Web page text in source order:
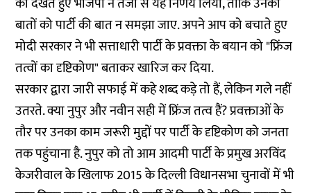
बातों को पार्टी की बात न समझा जाए. अपने आप को बचाते हुए
मोदी सरकार ने भी सत्ताधारी पार्टी के प्रवक्ता के बयान को "फ्रिंज
तत्वों का दृष्टिकोण" बताकरखारिजकर दिया.
सरकार द्वारा जारी सफाई में कहे शब्द कड़े तो हैं, लेकिन गले नहीं
उतरते. क्या नुपुर और नवीन सही में फ्रिंज तत्व हैं? प्रवक्ताओं के
तौर पर उनका काम जरूरी मुद्दों पर पार्टी के दृष्टिकोण को जनता
तक पहुंचाना है. नुपुर को तो आम आदमी पार्टी के प्रमुख अरविंद
केजरीवाल के खिलाफ 2015 के दिल्ली विधानसभा चुनावों में भी